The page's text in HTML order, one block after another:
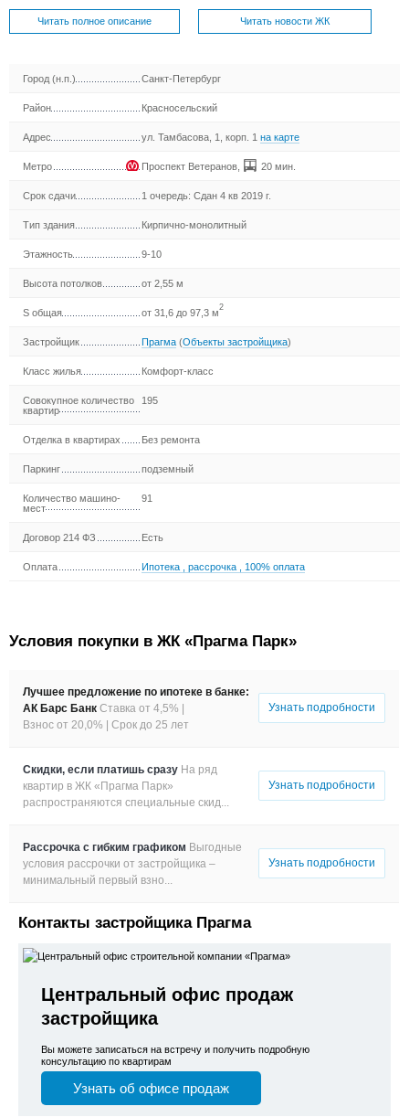
Читать полное описание Читать новости ЖК
Город (н.п.) Санкт-Петербург
Район Красносельский
Адрес ул. Тамбасова, 1, корп. 1на карте
Метро Проспект Ветеранов 20 мин.
Срок сдачи 1 очередь: Сдан 4 кв 2019 г.
Тип здания Кирпично-монолитный
Этажность 9-10
Высота потолков от 2,55 м
S общая от 31,6 до 97,3 м2
Застройщик Прагма (Объекты застройщика)
Класс жилья Комфорт-класс
Совокупное количество
квартир
195
Отделка в квартирах Без ремонта
Паркинг подземный
Количество машино-
мест
91
Договор 214 ФЗ Есть
Оплата Ипотека ,рассрочка 100% оплата
Условия покупки в ЖК «Прагма Парк»
Лучшее предложение по ипотеке в банке:
АК Барс Банк Ставка от 4,5% |
Взнос от 20,0% | Срок до 25 лет
Узнать подробности
Скидки, если платишь сразу На ряд
квартир в ЖК «Прагма Парк»
распространяются специальные скид...
Узнать подробности
Рассрочка с гибким графиком Выгодные
условия рассрочки от застройщика –
минимальный первый взно...
Узнать подробности
Контакты застройщика Прагма
Центральный офис продаж
застройщика
Вы можете записаться на встречу и получить подробную
консультацию по квартирам
Узнать об офисе продаж